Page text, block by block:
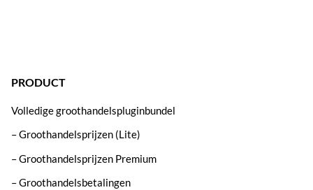
PRODUCT
Volledige groothandelspluginbundel
– Groothandelsprijzen (Lite)
– Groothandelsprijzen Premium
– Groothandelsbetalingen